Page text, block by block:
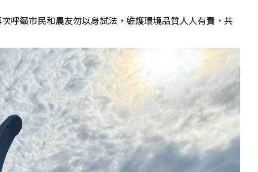
呼籲市民和農友勿以身試法，維護環境品質人人有責，共